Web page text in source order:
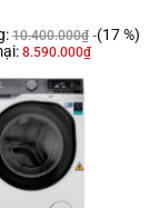
10.400.000₫ (17 %)
8.590.000₫